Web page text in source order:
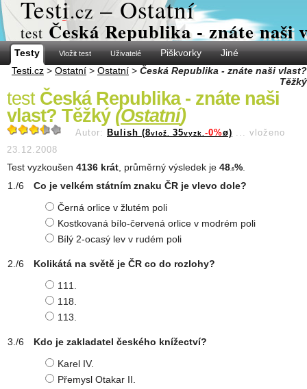
Testi.cz – Ostatní
test Česká Republika - znáte naši
Testy Vložit test Uživatelé Piškvorky
Jiné
Testi.cz > Ostatní > Ostatní > Česká Republika - znáte naši vlast?
Těžký
test Česká Republika - znáte naši
vlast? Těžký (Ostatní)
Autor: Bulish (8vlož. 35vyzk. -0%ø) ... vloženo
23.12.2008
Test vyzkoušen 4136 krát , průměrný výsledek je 48 .6%
Co je velkém státním znaku ČR je vlevo dole?
Černá orlice v žlutém poli
Kostkovaná bílo-červená orlice v modrém poli
Bílý 2-ocasý lev v rudém poli
Kolikátá na světě je ČR co do rozlohy?
111.
118.
113.
Kdo je zakladatel českého knížectví?
Karel IV.
Přemysl Otakar II.